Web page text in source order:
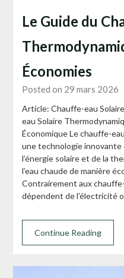
Le Guide du
Économies
Posted on 29 mars 2026
Article: Chauffe-eau
eau Solaire
Économique Le chauffe-
une technologie innovante
l’énergie solaire et de la
l’eau chaude de manière
Contrairement aux
dépendent de l’électricité
Continue Reading